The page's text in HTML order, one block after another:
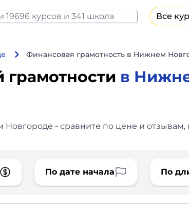
Все
Финансовая грамотность в Нижнем
в
- сравните по цене и
По дате начала По
Курсы по нейросетям
Бесплатно